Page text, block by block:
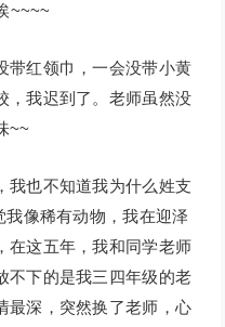
~~~~
红领巾，一会没带小黄
，我迟到了。老师虽然没
~~
也不知道我为什么姓支
像稀有动物，我在迎泽
在这五年，我和同学老师
不下的是我三四年级的老
深，突然换了老师，心